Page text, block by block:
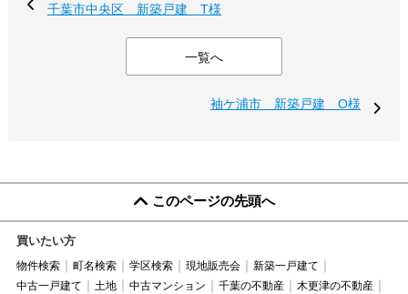
千葉市中央区 新築戸建 T様
一覧へ
袖ケ浦市 新築戸建 O様
このページの先頭へ
買いたい方
物件検索 町名検索 学区検索 現地販売会
新築一戸建て
中古一戸建て
土地 中古マンション 千葉の不動産
木更津の不動産